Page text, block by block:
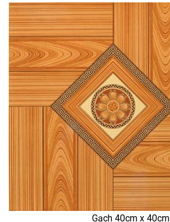
Gạch 40cm x 40cm